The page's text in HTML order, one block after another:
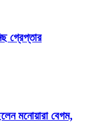
গ্রেপ্তার
মনোয়ারা বেগম,